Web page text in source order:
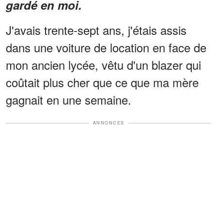
gardé en moi.
J'avais trente-sept ans, j'étais assis
dans une voiture de location en face de
mon ancien lycée, vêtu d'un blazer qui
coûtait plus cher que ce que ma mère
gagnait en une semaine.
ANNONCES